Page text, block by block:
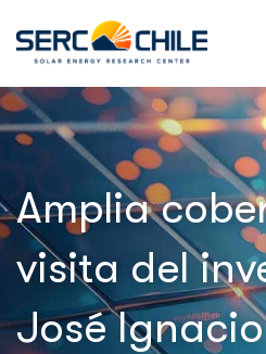
Amplia
visita del
José